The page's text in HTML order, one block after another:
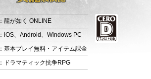
：龍が如く ONLINE
：iOS、Android、Windows PC
：基本プレイ無料・アイテム課金
：ドラマティック抗争RPG